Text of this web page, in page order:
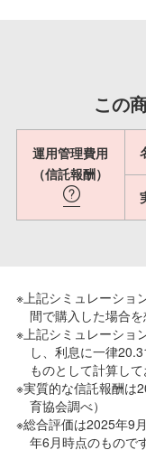
この
運用管理費用
（信託報酬）
※上記シミュレーショ
間で購入した場合を
※上記シミュレーショ
し、利息に一律
ものとして計算して
※実質的な信託報酬は
育協会調べ）
※総合評価は2025年9
年6月時点のもので